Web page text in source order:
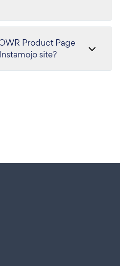
Product Page
site?